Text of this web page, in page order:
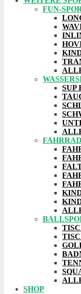
FUN-
SUP
FAHRRAD
SHOP